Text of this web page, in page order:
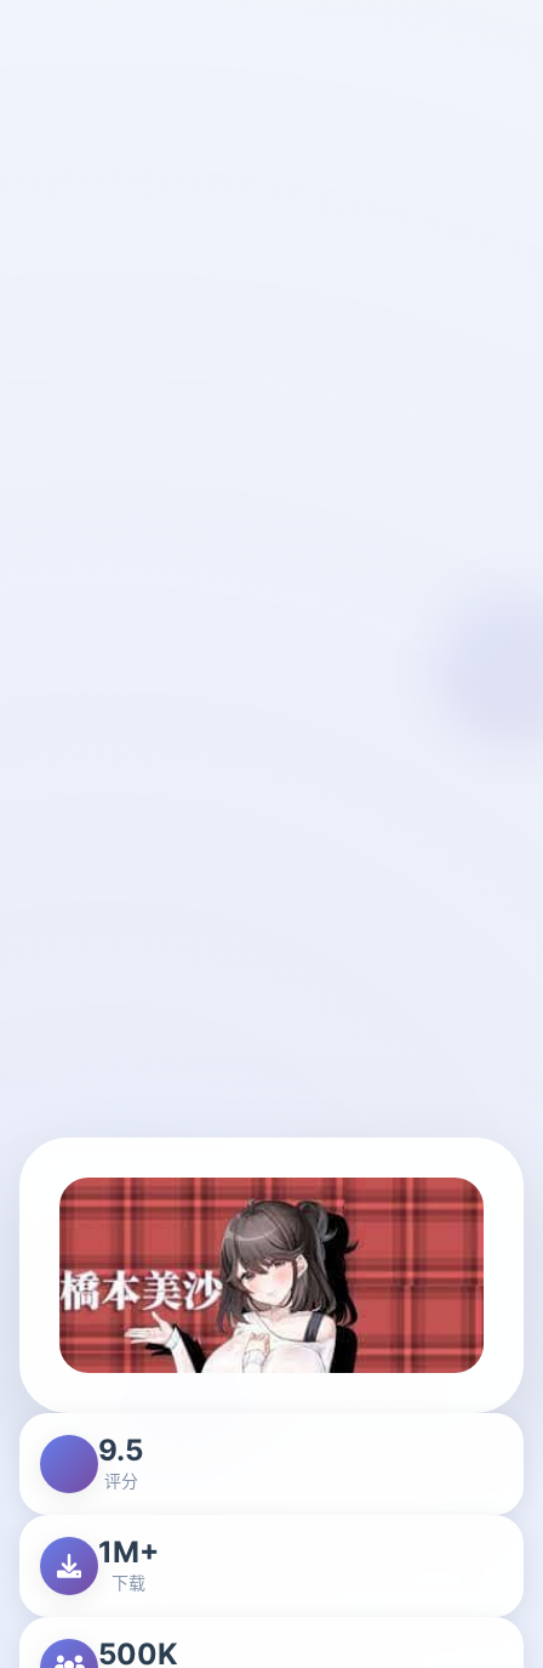
9.5
评分
1M+
下载
500K